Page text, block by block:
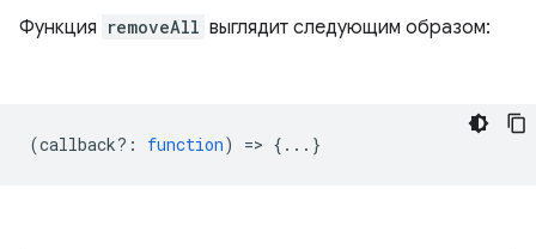
Функция removeAll выглядит следующим образом:
(callback? : function) => {...}